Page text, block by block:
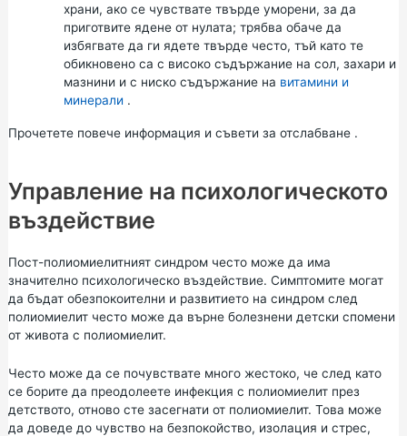
храни, ако се чувствате твърде уморени, за да
приготвите ядене от нулата; трябва обаче да
избягвате да ги ядете твърде често, тъй като те
обикновено са с високо съдържание на сол, захари и
мазнини и с ниско съдържание на витамини и
минерали .
Прочетете повече информация и съвети за отслабване.
Управление на психологическото
въздействие
Пост-полиомиелитният синдром често може да има
значително психологическо въздействие. Симптомите могат
да бъдат обезпокоителни и развитието на синдром след
полиомиелит често може да върне болезнени детски спомени
от живота с полиомиелит.
Често може да се почувствате много жестоко, че след като
се борите да преодолеете инфекция с полиомиелит през
детството, отново сте засегнати от полиомиелит. Това може
да доведе до чувство на безпокойство, изолация и стрес,